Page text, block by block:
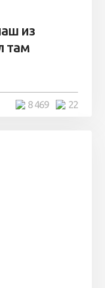
из
там
22
8 469